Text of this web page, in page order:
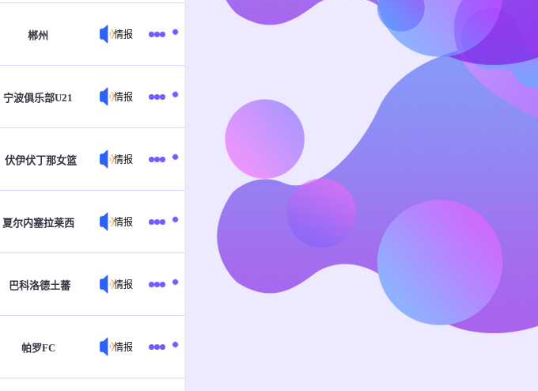
郴州 情报
宁波俱乐部U21 情报
伏伊伏丁那女篮 情报
夏尔内塞拉莱西 情报
巴科洛德土蕃 情报
帕罗FC 情报